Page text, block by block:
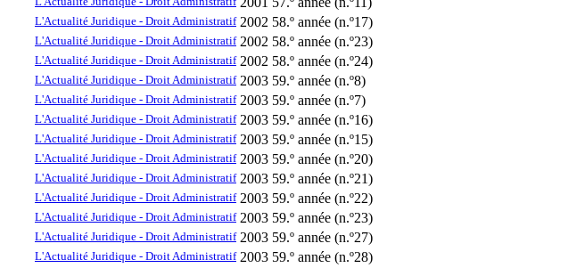
L'Actualité Juridique - Droit Administratif 2002 58.º année (n.º17)
L'Actualité Juridique - Droit Administratif 2002 58.º année (n.º23)
L'Actualité Juridique - Droit Administratif 2002 58.º année (n.º24)
L'Actualité Juridique - Droit Administratif 2003 59.º année (n.º8)
L'Actualité Juridique - Droit Administratif 2003 59.º année (n.º7)
L'Actualité Juridique - Droit Administratif 2003 59.º année (n.º16)
L'Actualité Juridique - Droit Administratif 2003 59.º année (n.º15)
L'Actualité Juridique - Droit Administratif 2003 59.º année (n.º20)
L'Actualité Juridique - Droit Administratif 2003 59.º année (n.º21)
L'Actualité Juridique - Droit Administratif 2003 59.º année (n.º22)
L'Actualité Juridique - Droit Administratif 2003 59.º année (n.º23)
L'Actualité Juridique - Droit Administratif 2003 59.º année (n.º27)
L'Actualité Juridique - Droit Administratif 2003 59.º année (n.º28)